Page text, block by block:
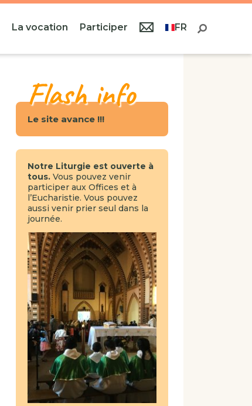
La vocation Participer FR
Flash info
Le site avance !!!
Notre Liturgie est ouverte à
tous. Vous pouvez venir
participer aux Offices et à
l’Eucharistie. Vous pouvez
aussi venir prier seul dans la
journée.